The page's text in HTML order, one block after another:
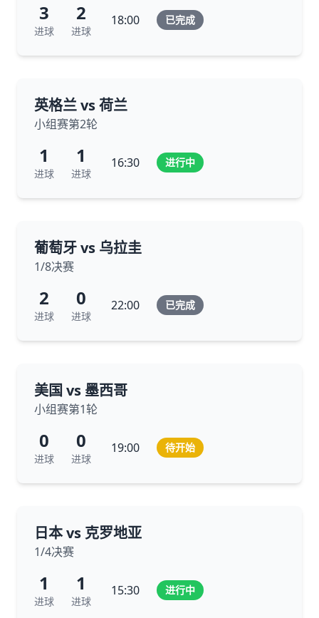
3
进球
2
进球
18:00 已完成
英格兰 vs 荷兰
小组赛第2轮
1
进球
1
进球
16:30 进行中
葡萄牙 vs 乌拉圭
1/8决赛
2
进球
0
进球
22:00 已完成
美国 vs 墨西哥
小组赛第1轮
0
进球
0
进球
19:00 待开始
日本 vs 克罗地亚
1/4决赛
1
进球
1
进球
15:30 进行中